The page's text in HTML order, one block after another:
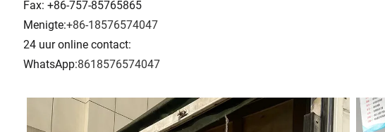
Fax: +86-757-85765865
Menigte:+86-18576574047
24 uur online contact:
WhatsApp:8618576574047